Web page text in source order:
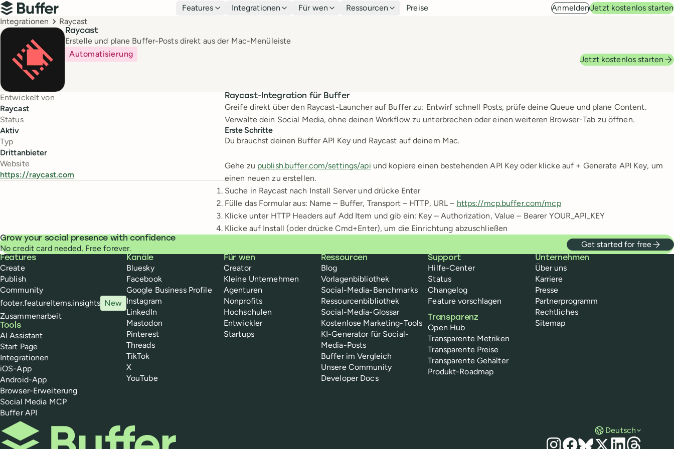
Hauptnavigation
Buffer
Features Integrationen Für wen Ressourcen Preise AnmeldenJetzt kostenlos starten
Breadcrumbs
Integrationen Raycast
Raycast
Erstelle und plane Buffer-Posts direkt aus der Mac-Menüleiste
Automatisierung
Jetzt kostenlos starten
Entwickelt von
Raycast
Status
Aktiv
Typ
Drittanbieter
Website
https://raycast.com
Raycast-Integration für Buffer
Greife direkt über den Raycast-Launcher auf Buffer zu: Entwirf schnell Posts, prüfe deine Queue und plane Content.
Verwalte dein Social Media, ohne deinen Workflow zu unterbrechen oder einen weiteren Browser-Tab zu öffnen.
Erste Schritte
Du brauchst deinen Buffer API Key und Raycast auf deinem Mac.
Gehe zu publish.buffer.com/settings/api und kopiere einen bestehenden API Key oder klicke auf + Generate API Key, um
einen neuen zu erstellen.
Suche in Raycast nach Install Server und drücke Enter
Fülle das Formular aus: Name – Buffer, Transport – HTTP, URL – https://mcp.buffer.com/mcp
Klicke unter HTTP Headers auf Add Item und gib ein: Key – Authorization, Value – Bearer YOUR_API_KEY
Klicke auf Install (oder drücke Cmd+Enter), um die Einrichtung abzuschließen
Grow your social presence with confidence
No credit card needed. Free forever. Get started for free
Buffer
Features
Create
Publish
Community
footer.featureItems.insights New
Zusammenarbeit
Tools
AI Assistant
Start Page
Integrationen
iOS-App
Android-App
Browser-Erweiterung
Social Media MCP
Buffer API
Kanäle
Bluesky
Facebook
Google Business Profile
Instagram
LinkedIn
Mastodon
Pinterest
Threads
TikTok
X
YouTube
Für wen
Creator
Kleine Unternehmen
Agenturen
Nonprofits
Hochschulen
Entwickler
Startups
Ressourcen
Blog
Vorlagenbibliothek
Social-Media-Benchmarks
Ressourcenbibliothek
Social-Media-Glossar
Kostenlose Marketing-Tools
KI-Generator für Social-
Media-Posts
Buffer im Vergleich
Unsere Community
Developer Docs
Support
Hilfe-Center
Status
Changelog
Feature vorschlagen
Transparenz
Open Hub
Transparente Metriken
Transparente Preise
Transparente Gehälter
Produkt-Roadmap
Unternehmen
Über uns
Karriere
Presse
Partnerprogramm
Rechtliches
Sitemap
Buffer
Deutsch
Social Media
Instagram
Facebook
Bluesky
X LinkedIn
Threads